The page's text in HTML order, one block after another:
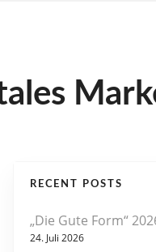
RECENT POSTS
„Die Gute Form“
24. Juli 2026